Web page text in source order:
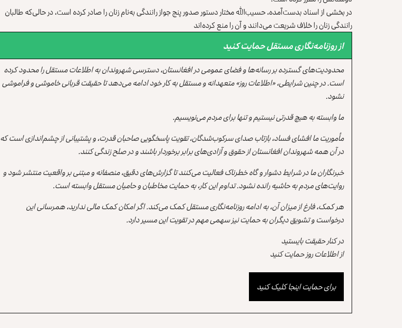
در بخشی از اسناد بدست‌آمده، حسیب‌الله مختار دستور صدور پنج جواز رانندگی به‌نام زنان را صادر کرده است، در حالی‌که طالبان
رانندگی زنان را خلاف شریعت می‌دانند و آن را منع کرده‌اند
از روزنامه‌نگاری مستقل حمایت کنید
محدودیت‌های گسترده بر رسانه‌ها و فضای عمومی در افغانستان، دسترسی شهروندان به اطلاعات مستقل را محدود کرده
است. در چنین شرایطی، «اطلاعات روز» متعهدانه و مستقل به کار خود ادامه می‌دهد تا حقیقت قربانی خاموشی و فراموشی
نشود.
ما وابسته به هیچ قدرتی نیستیم و تنها برای مردم می‌نویسیم.
مأموریت ما افشای فساد، بازتاب صدای سرکوب‌شدگان، تقویت پاسخگویی صاحبان قدرت، و پشتیبانی از چشم‌اندازی است که
در آن همه شهروندان افغانستان از حقوق و آزادی‌های برابر برخوردار باشند و در صلح زندگی کنند.
خبرنگاران ما در شرایط دشوار و گاه خطرناک فعالیت می‌کنند تا گزارش‌های دقیق، منصفانه و مبتنی بر واقعیت منتشر شود و
روایت‌های مردم به حاشیه رانده نشود. تداوم این کار، به حمایت مخاطبان و حامیان مستقل وابسته است.
هر کمک، فارغ از میزان آن، به ادامه روزنامه‌نگاری مستقل کمک می‌کند. اگر امکان کمک مالی ندارید، همرسانی این
درخواست و تشویق دیگران به حمایت نیز سهمی مهم در تقویت این مسیر دارد.
در کنار حقیقت بایستید
از اطلاعات روز حمایت کنید
برای حمایت اینجا کلیک کنید